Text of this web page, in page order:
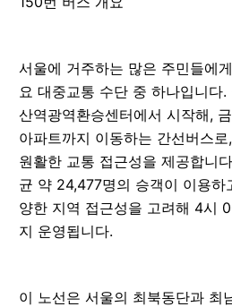
서울에 거주하는 많은 주민들에
요 대중교통 수단 중 하나입니다
산역광역환승센터에서 시작해,
아파트까지 이동하는 간선버스
원활한 교통 접근성을 제공합니
균 약 24,477명의 승객이 이용하
양한 지역 접근성을 고려해 4시
지 운영됩니다.
이 노선은 서울의 최북동단과 최